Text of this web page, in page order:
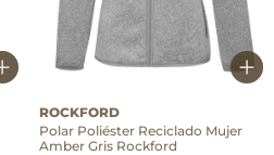
ROCKFORD
Polar Poliéster Reciclado Mujer
Amber Gris Rockford